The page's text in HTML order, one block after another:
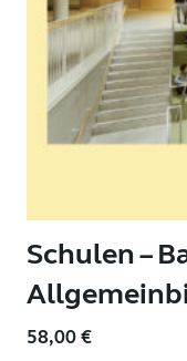
Schulen –
58,00€